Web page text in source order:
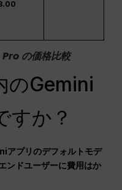
の価格比較
のGemini
すか？
プリのデフォルトモデ
ンドユーザーに費用はか